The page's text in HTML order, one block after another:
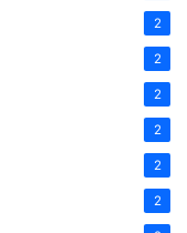
2
2
2
2
2
2